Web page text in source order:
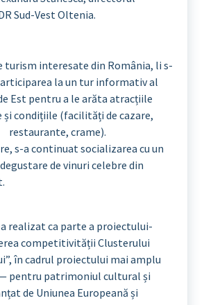
Sud-Vest Oltenia.
turism interesate din România, li s-
la un tur informativ al
Est pentru a le arăta atracțiile
condițiile (facilități de cazare,
restaurante, crame).
s-a continuat socializarea cu un
de vinuri celebre din
realizat ca parte a proiectului-
competitivității Clusterului
în cadrul proiectului mai amplu
pentru patrimoniul cultural și
de Uniunea Europeană și